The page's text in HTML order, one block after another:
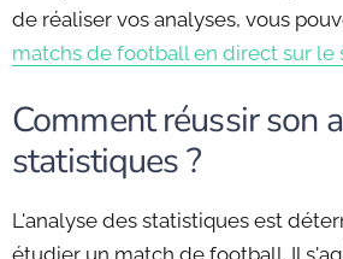
de réaliser vos analyses, vous
matchs de football en direct sur le
Comment réussir son
statistiques ?
L'analyse des statistiques est
étudier un match de football. Il